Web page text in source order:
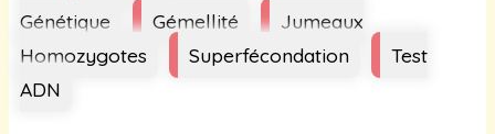
Génétique
Gémellité
Jumeaux
Homozygotes
Superfécondation
Test
ADN